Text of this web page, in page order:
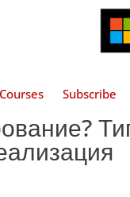
Courses Subscribe